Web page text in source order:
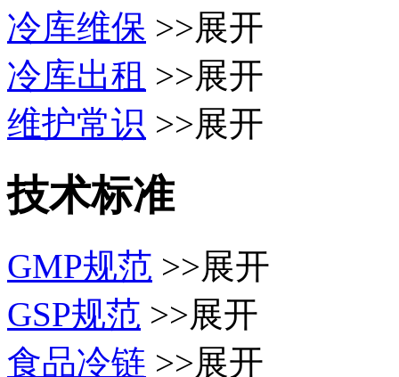
冷库维保 >>展开
冷库出租 >>展开
维护常识 >>展开
技术标准
GMP规范 >>展开
GSP规范 >>展开
食品冷链 >>展开